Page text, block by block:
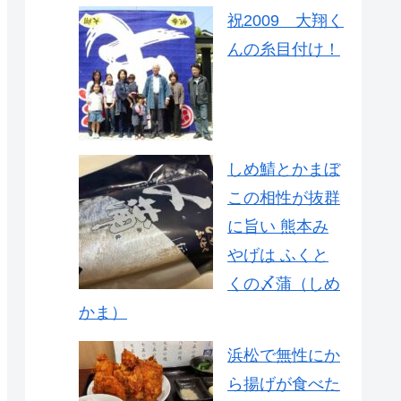
祝2009 大翔く
んの糸目付け！
しめ鯖とかまぼ
この相性が抜群
に旨い 熊本み
やげは ふくと
くの〆蒲（しめ
かま）
浜松で無性にか
ら揚げが食べた